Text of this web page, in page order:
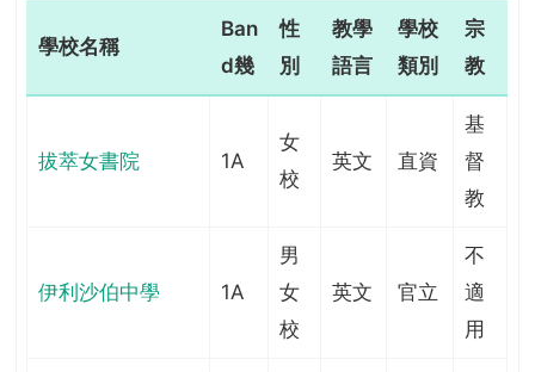
學校名稱
Ban
d幾
性
別
教學
語言
學校
類別
宗
教
拔萃女書院 1A
女
校
英文 直資
基
督
教
伊利沙伯中學 1A
男
女
校
英文 官立
不
適
用